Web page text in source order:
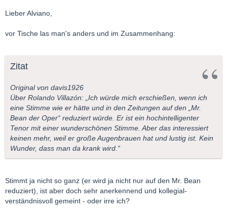
Lieber Alviano,
vor Tische las man's anders und im Zusammenhang:
Zitat
Original von davis1926
Über Rolando Villazón: „Ich würde mich erschießen, wenn ich
eine Stimme wie er hätte und in den Zeitungen auf den „Mr.
Bean der Oper“ reduziert würde. Er ist ein hochintelligenter
Tenor mit einer wunderschönen Stimme. Aber das interessiert
keinen mehr, weil er große Augenbrauen hat und lustig ist. Kein
Wunder, dass man da krank wird.“
Stimmt ja nicht so ganz (er wird ja nicht nur auf den Mr. Bean
reduziert), ist aber doch sehr anerkennend und kollegial-
verständnisvoll gemeint - oder irre ich?